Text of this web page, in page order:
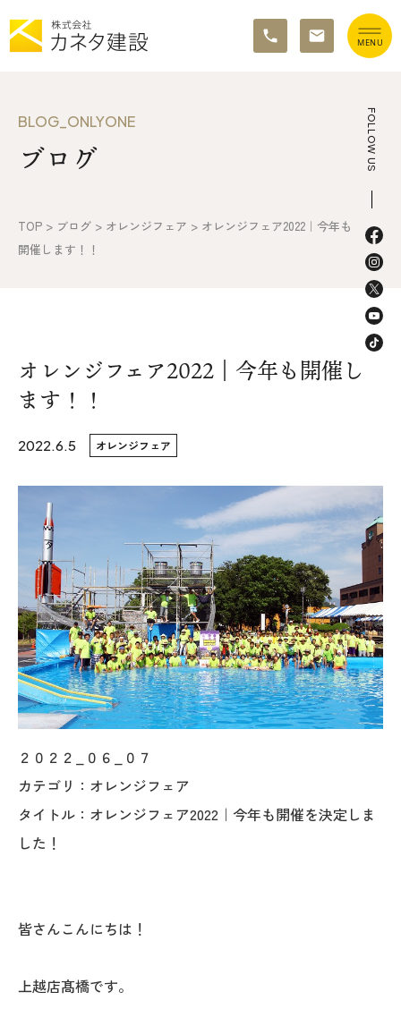
イベント情報
施工の流れ&アフターサポート
不動産情報
WoodStrucX™（ウッドストラクス™）
お知らせ
ISSH糸魚川住宅認定基準
会社案内
モデルハウス
上越スタジオ
スタッフ紹介
ブログ
オレンジフェア
FOLLOW US
BLOG_ONLYONE
ブログ
TOP > ブログ > オレンジフェア > オレンジフェア2022｜今年も
開催します！！
オレンジフェア2022｜今年も開催し
ます！！
2022.6.5 オレンジフェア
２０２２_０６_０７
カテゴリ：オレンジフェア
タイトル：オレンジフェア2022｜今年も開催を決定しま
した！
皆さんこんにちは！
上越店髙橋です。